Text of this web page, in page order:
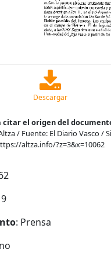
Descargar
citar el origen del
/ Fuente: El Diario Vasco /
altza.info/?z=3&x=10062
: Prensa